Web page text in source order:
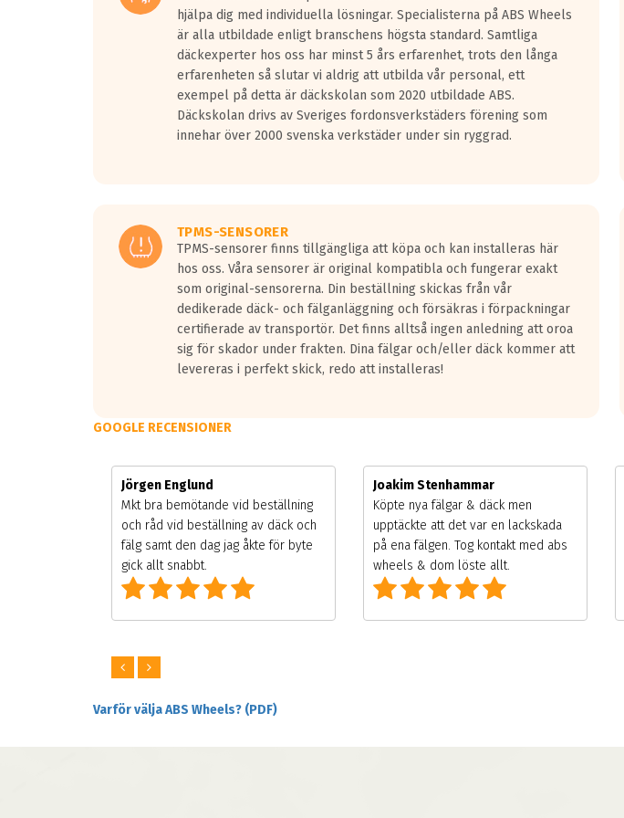
hjälpa dig med individuella lösningar. Specialisterna på ABS Wheels
är alla utbildade enligt branschens högsta standard. Samtliga
däckexperter hos oss har minst 5 års erfarenhet, trots den långa
erfarenheten så slutar vi aldrig att utbilda vår personal, ett
exempel på detta är däckskolan som 2020 utbildade ABS.
Däckskolan drivs av Sveriges fordonsverkstäders förening som
innehar över 2000 svenska verkstäder under sin ryggrad.
TPMS-SENSORER
TPMS-sensorer finns tillgängliga att köpa och kan installeras här
hos oss. Våra sensorer är original kompatibla och fungerar exakt
som original-sensorerna. Din beställning skickas från vår
dedikerade däck- och fälganläggning och försäkras i förpackningar
certifierade av transportör. Det finns alltså ingen anledning att oroa
sig för skador under frakten. Dina fälgar och/eller däck kommer att
levereras i perfekt skick, redo att installeras!
GOOGLE RECENSIONER
Jörgen Englund
Mkt bra bemötande vid beställning
och råd vid beställning av däck och
fälg samt den dag jag åkte för byte
gick allt snabbt.
Joakim Stenhammar
Köpte nya fälgar & däck men
upptäckte att det var en lackskada
på ena fälgen. Tog kontakt med abs
wheels & dom löste allt.
Varför välja ABS Wheels? (PDF)